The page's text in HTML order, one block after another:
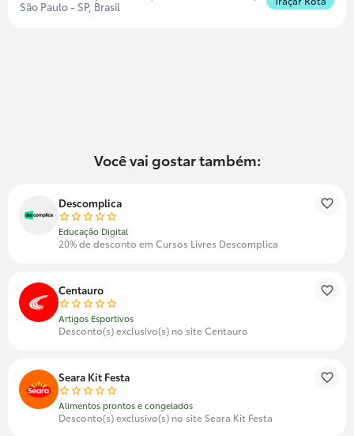
São Paulo - SP, Brasil
Você vai gostar também:
Descomplica
Educação Digital
20% de desconto em Cursos Livres Descomplica
Centauro
Artigos Esportivos
Desconto(s) exclusivo(s) no site Centauro
Seara Kit Festa
Alimentos prontos e congelados
Desconto(s) exclusivo(s) no site Seara Kit Festa